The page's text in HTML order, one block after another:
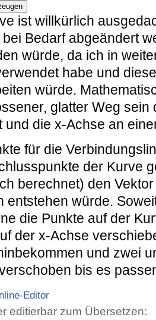
ist willkürlich
bei Bedarf abgeändert
würde, da ich in
habe und
würde.
glatter Weg
und die x-Achse an
für die
der Kurve
berechnet) den
entstehen würde.
die Punkte auf der
der x-Achse
und zwei
bis es
Editor
editierbar zum Übersetzen: